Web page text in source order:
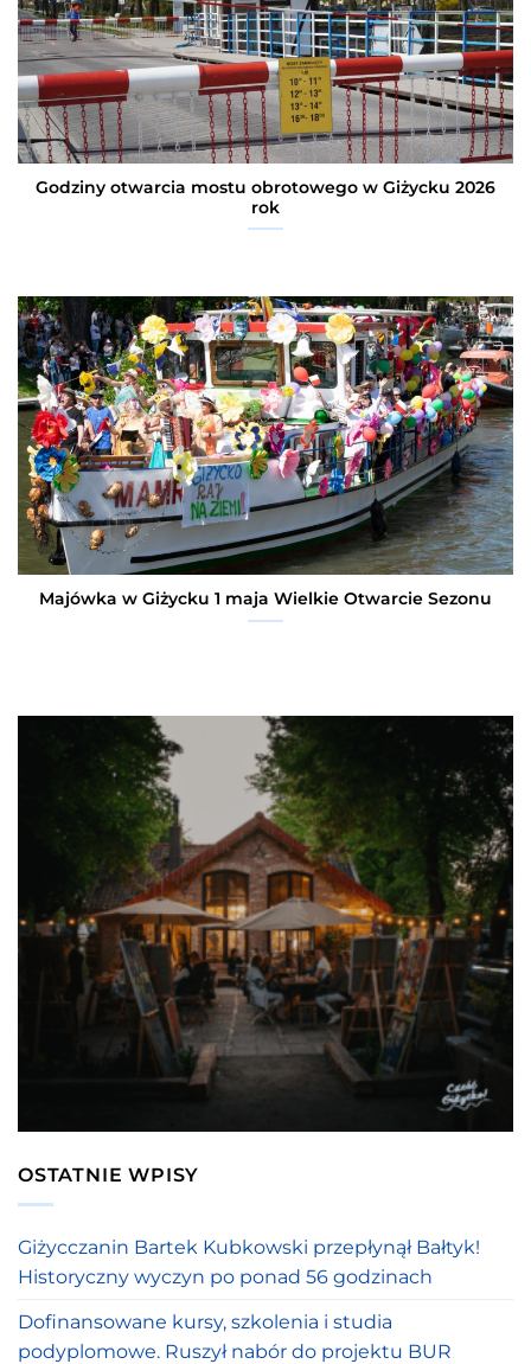
Godziny otwarcia mostu obrotowego w Giżycku 2026
rok
Majówka w Giżycku 1 maja Wielkie Otwarcie Sezonu
OSTATNIE WPISY
Giżycczanin Bartek Kubkowski przepłynął Bałtyk!
Historyczny wyczyn po ponad 56 godzinach
Dofinansowane kursy, szkolenia i studia
podyplomowe. Ruszył nabór do projektu BUR